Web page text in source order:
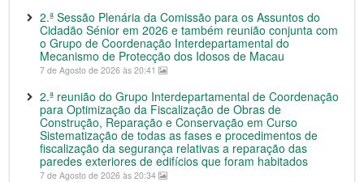
2.ª Sessão Plenária da Comissão para os Assuntos do
Cidadão Sénior em 2026 e também reunião conjunta com
o Grupo de Coordenação Interdepartamental do
Mecanismo de Protecção dos Idosos de Macau
7 de Agosto de 2026 às 20:41
2.ª reunião do Grupo Interdepartamental de Coordenação
para Optimização da Fiscalização de Obras de
Construção, Reparação e Conservação em Curso
Sistematização de todas as fases e procedimentos de
fiscalização da segurança relativas a reparação das
paredes exteriores de edifícios que foram habitados
7 de Agosto de 2026 às 20:34